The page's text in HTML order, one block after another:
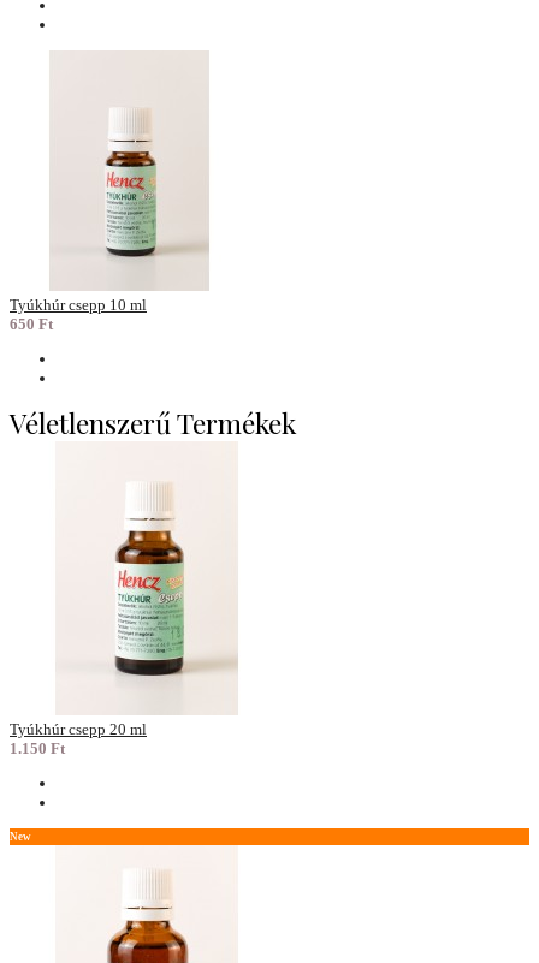
Tyúkhúr csepp 10 ml
650 Ft
Véletlenszerű Termékek
Tyúkhúr csepp 20 ml
1.150 Ft
New